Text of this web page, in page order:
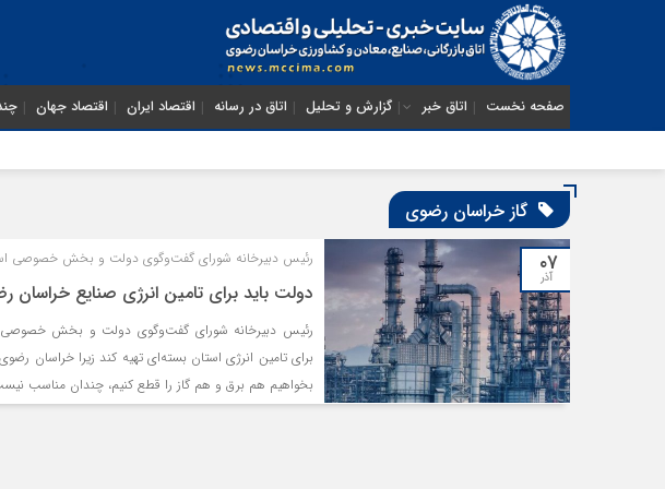
صفحه نخست اتاق خبر گزارش و تحلیل اتاق در رسانه اقتصاد ایران اقتصاد جهان
گاز خراسان رضوی
۰۷
آذر
رئیس دبیرخانه شورای گفت‌وگوی دولت و بخش خصوصی
دولت باید برای تامین انرژی صنایع خراسان
رئیس دبیرخانه شورای گفت‌وگوی دولت و بخش
برای تامین انرژی استان بسته‌ای تهیه کند زیرا خراسان
بخواهیم هم برق و هم گاز را قطع کنیم، چندان مناسب